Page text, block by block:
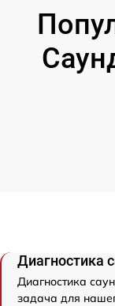
Диагностика
Диагностика
задача для